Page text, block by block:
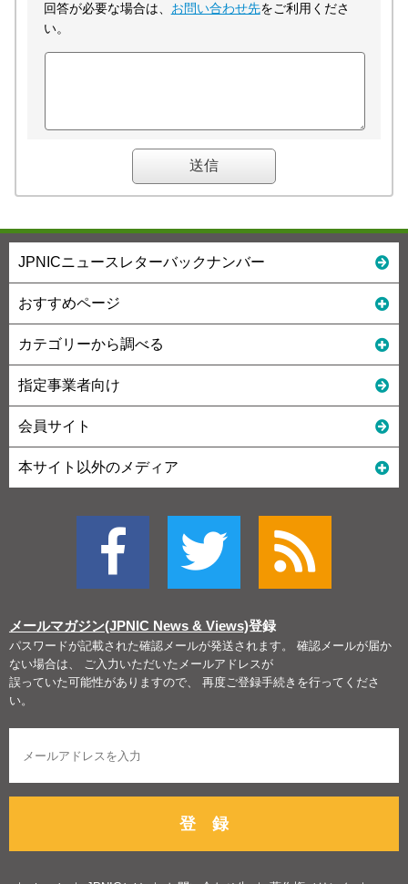
回答が必要な場合は、 お問い合わせ先をご利用くださ
い。
JPNICニュースレターバックナンバー
おすすめページ
カテゴリーから調べる
指定事業者向け
会員サイト
本サイト以外のメディア
メールマガジン(JPNIC News & Views)登録
パスワードが記載された確認メールが発送されます。 確認メールが届か
ない場合は、 ご入力いただいたメールアドレスが
誤っていた可能性がありますので、 再度ご登録手続きを行ってくださ
い。
登 録